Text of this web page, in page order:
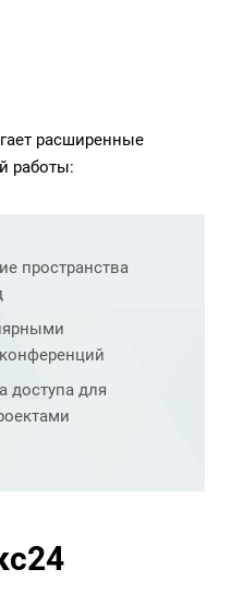
расширенные
работы:
пространства
доступа для